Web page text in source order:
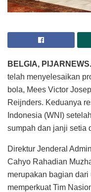
BELGIA,
telah menyelesaikan
bola, Mees Victor
Reijnders. Keduanya
Indonesia (WNI)
sumpah dan janji setia
Direktur Jenderal
Cahyo Rahadian
merupakan bagian
memperkuat Tim